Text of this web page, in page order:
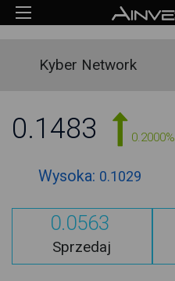
Kyber Network
0.1483 0.2000%
Wysoka: 0.1029
0.0563
Sprzedaj